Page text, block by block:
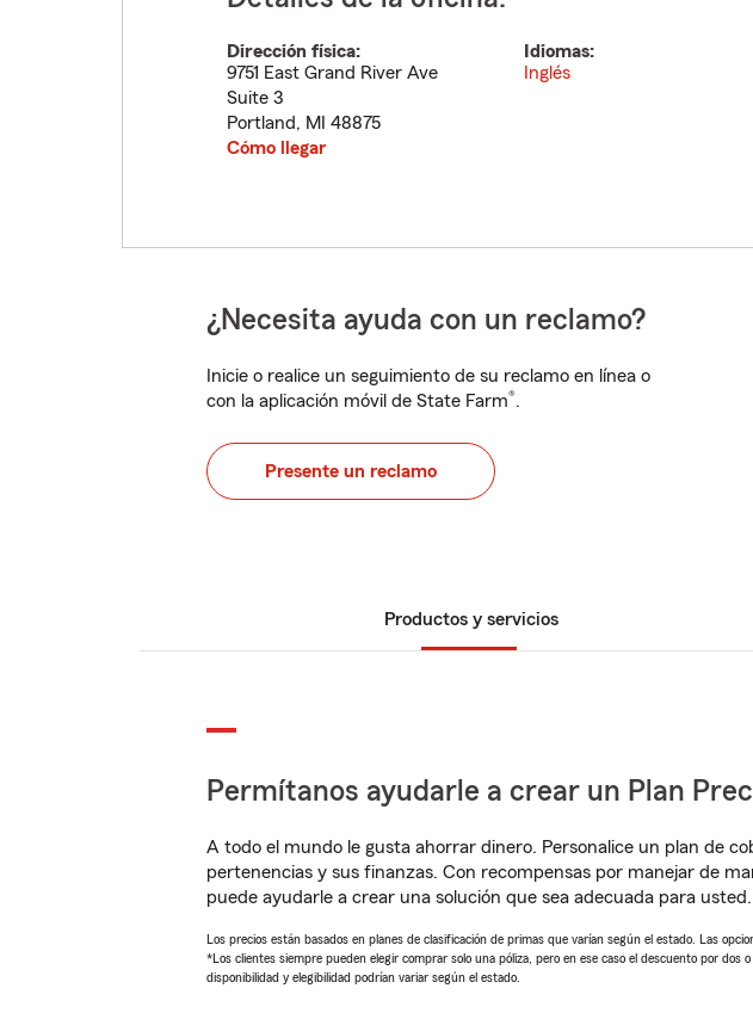
Dirección física:
9751 East Grand River Ave
Suite 3
Portland, MI
48875
Cómo llegar
Idiomas:
Inglés
¿Necesita ayuda con un reclamo?
Inicie o realice un seguimiento de su reclamo en línea o
con la aplicación móvil de State Farm®.
Presente un reclamo
Productos y servicios
Permítanos ayudarle a crear un Plan
A todo el mundo le gusta ahorrar dinero. Personalice un plan de
pertenencias y sus finanzas. Con recompensas por manejar de
puede ayudarle a crear una solución que sea adecuada para usted.
Los precios están basados en planes de clasificación de primas que varían según el estado. Las
*Los clientes siempre pueden elegir comprar solo una póliza, pero en ese caso el descuento por
disponibilidad y elegibilidad podrían variar según el estado.